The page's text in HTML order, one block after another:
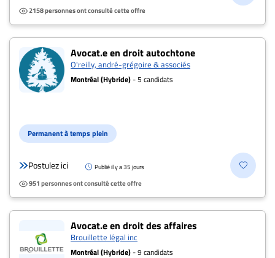
2158 personnes ont consulté cette offre
Avocat.e en droit autochtone
O'reilly, andré-grégoire & associés
Montréal (Hybride)- 5 candidats
Permanent à temps plein
Postulez ici Publié il y a 35 jours
951 personnes ont consulté cette offre
Avocat.e en droit des affaires
Brouillette légal inc
Montréal (Hybride)- 9 candidats